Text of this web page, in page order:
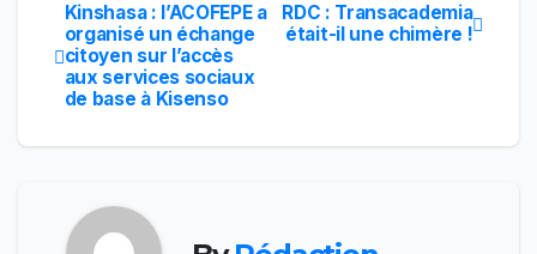
Navigation
de
RDC : Transacademia
était-il une chimère !
Kinshasa : l’ACOFEPE a
organisé un échange
citoyen sur l’accès
aux services sociaux
de base à Kisenso